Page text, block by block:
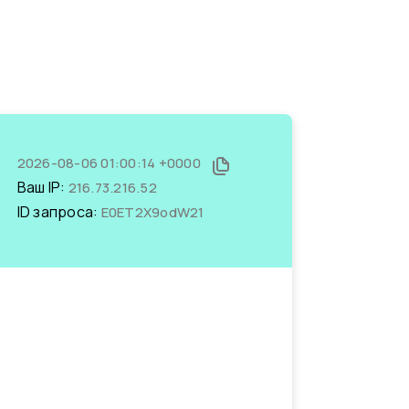
2026-08-06 01:00:14 +0000
Ваш IP: 216.73.216.52
ID запроса: E0ET2X9odW21